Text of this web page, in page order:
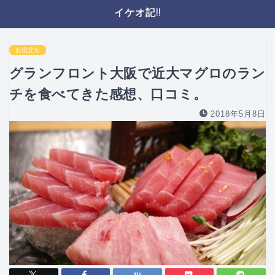
イケオ記!!
お役立ち
グランフロント大阪で近大マグロのラン
チを食べてきた感想、口コミ。
2018年5月8日